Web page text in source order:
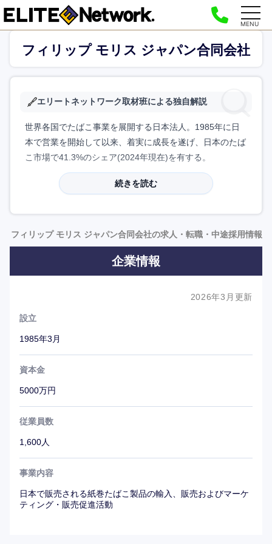
MENU
フィリップ モリス ジャパン合同会社
エリートネットワーク取材班による独自解説
世界各国でたばこ事業を展開する日本法人。1985年に日
本で営業を開始して以来、着実に成長を遂げ、日本のたば
こ市場で41.3%のシェア(2024年現在)を有する。
続きを読む
フィリップ モリス ジャパン合同会社の求人・転職・中途採用情報
企業情報
2026年3月更新
設立
1985年3月
資本金
5000万円
従業員数
1,600人
事業内容
日本で販売される紙巻たばこ製品の輸入、販売およびマーケ
ティング・販売促進活動